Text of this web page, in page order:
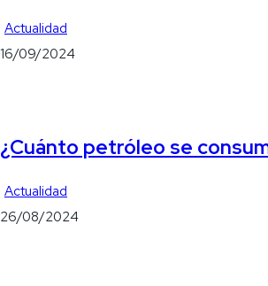
Actualidad
16/09/2024
¿Cuánto petróleo se
Actualidad
26/08/2024